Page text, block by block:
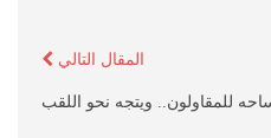
المقال التالي
للمقاولون.. ويتجه نحو اللقب